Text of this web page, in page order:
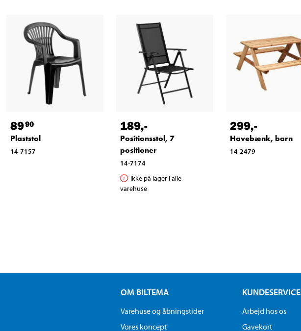
8990
Plaststol
14-7157
189,-
Positionsstol, 7
positioner
14-7174
Ikke på lager i alle
varehuse
299,-
Havebænk, barn
14-2479
OM BILTEMA
Varehuse og åbningstider
Vores koncept
KUNDESERVICE
Arbejd hos os
Gavekort